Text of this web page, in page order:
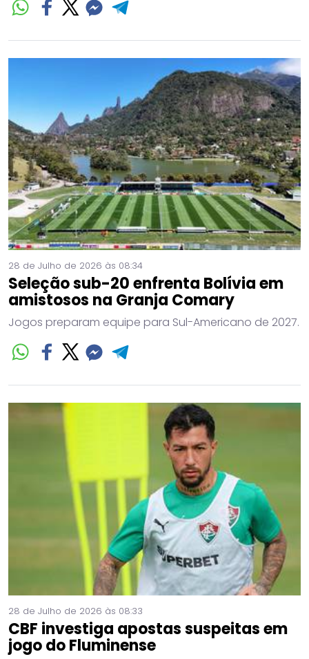
28 de Julho de 2026 às 08:34
Seleção sub-20 enfrenta Bolívia em
amistosos na Granja Comary
Jogos preparam equipe para Sul-Americano de 2027.
28 de Julho de 2026 às 08:33
CBF investiga apostas suspeitas em
jogo do Fluminense